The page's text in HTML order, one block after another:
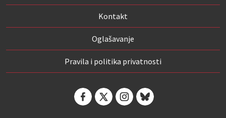
Kontakt
Oglašavanje
Pravila i politika privatnosti